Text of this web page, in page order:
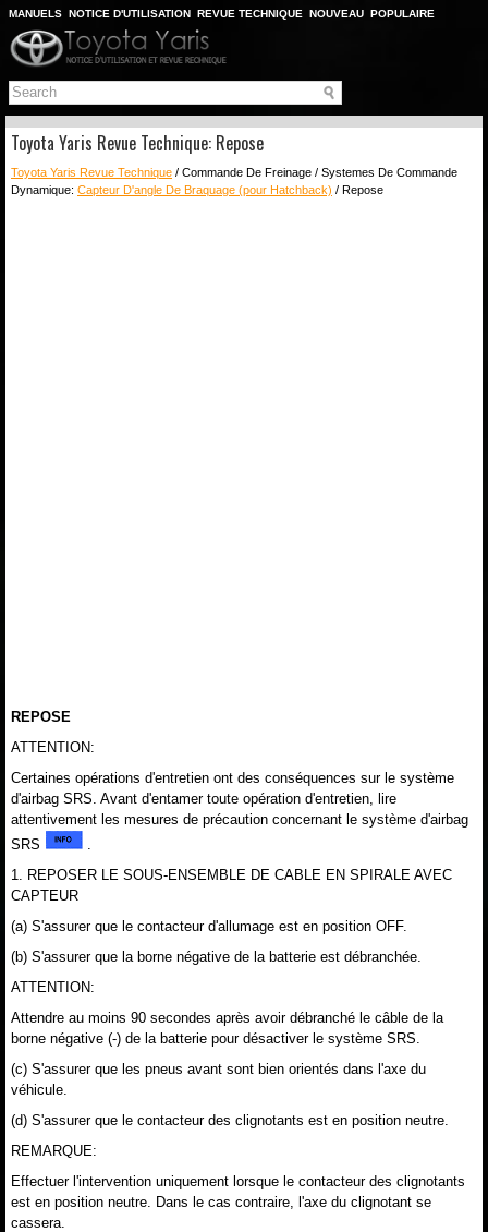
MANUELS NOTICE D'UTILISATION REVUE TECHNIQUE NOUVEAU POPULAIRE
PLAN DU SITE
CHERCHER
Toyota Yaris Revue Technique: Repose
Toyota Yaris Revue Technique / Commande De Freinage / Systemes De Commande
Dynamique: Capteur D'angle De Braquage (pour Hatchback) / Repose
REPOSE
ATTENTION:
Certaines opérations d'entretien ont des conséquences sur le système
d'airbag SRS. Avant d'entamer toute opération d'entretien, lire
attentivement les mesures de précaution concernant le système d'airbag
SRS
1. REPOSER LE SOUS-ENSEMBLE DE CABLE EN SPIRALE AVEC
CAPTEUR
(a) S'assurer que le contacteur d'allumage est en position OFF.
(b) S'assurer que la borne négative de la batterie est débranchée.
ATTENTION:
Attendre au moins 90 secondes après avoir débranché le câble de la
borne négative (-) de la batterie pour désactiver le système SRS.
(c) S'assurer que les pneus avant sont bien orientés dans l'axe du
véhicule.
(d) S'assurer que le contacteur des clignotants est en position neutre.
REMARQUE:
Effectuer l'intervention uniquement lorsque le contacteur des clignotants
est en position neutre. Dans le cas contraire, l'axe du clignotant se
cassera.